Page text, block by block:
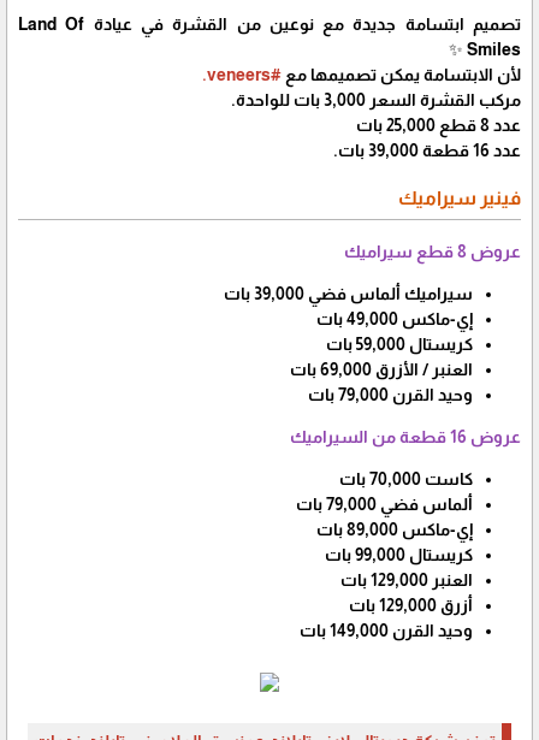
تصميم ابتسامة جديدة مع نوعين من القشرة في عيادة Land Of
Smiles ✨
لأن الابتسامة يمكن تصميمها مع #veneers.
مركب القشرة السعر 3,000 بات للواحدة.
عدد 8 قطع 25,000 بات
عدد 16 قطعة 39,000 بات.
فينير سيراميك
عروض 8 قطع سيراميك
سيراميك ألماس فضي 39,000 بات
إي-ماكس 49,000 بات
كريستال 59,000 بات
العنبر / الأزرق 69,000 بات
وحيد القرن 79,000 بات
عروض 16 قطعة من السيراميك
كاست 70,000 بات
ألماس فضي 79,000 بات
إي-ماكس 89,000 بات
كريستال 99,000 بات
العنبر 129,000 بات
أزرق 129,000 بات
وحيد القرن 149,000 بات